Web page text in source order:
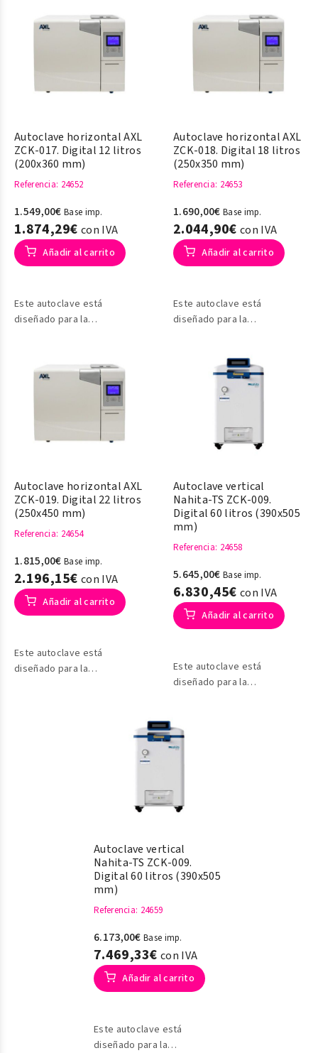
invasivos con el fin de
prevenir infecciones
Autoclave horizontal AXL
ZCK-017. Digital 12 litros
(200x360 mm)
Referencia: 24652
1.549,00€ Base imp.
1.874,29€ con IVA
Añadir al carrito
Este autoclave está
diseñado para la
invasivos con el fin de
prevenir infecciones
Autoclave horizontal AXL
ZCK-018. Digital 18 litros
(250x350 mm)
Referencia: 24653
1.690,00€ Base imp.
2.044,90€ con IVA
Añadir al carrito
Este autoclave está
diseñado para la
invasivos con el fin de
prevenir infecciones
Autoclave horizontal AXL
ZCK-019. Digital 22 litros
(250x450 mm)
Referencia: 24654
1.815,00€ Base imp.
2.196,15€ con IVA
Añadir al carrito
Este autoclave está
diseñado para la
Autoclave vertical
Nahita-TS ZCK-009.
Digital 60 litros (390x505
mm)
Referencia: 24658
5.645,00€ Base imp.
6.830,45€ con IVA
Añadir al carrito
Este autoclave está
diseñado para la
invasivos con el fin de
prevenir infecciones
Autoclave vertical
Nahita-TS ZCK-009.
Digital 60 litros (390x505
mm)
Referencia: 24659
6.173,00€ Base imp.
7.469,33€ con IVA
Añadir al carrito
Este autoclave está
diseñado para la